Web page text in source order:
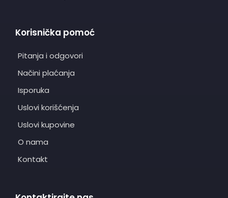
Korisnička pomoć
Pitanja i odgovori
Načini plaćanja
Isporuka
Uslovi korišćenja
Uslovi kupovine
O nama
Kontakt